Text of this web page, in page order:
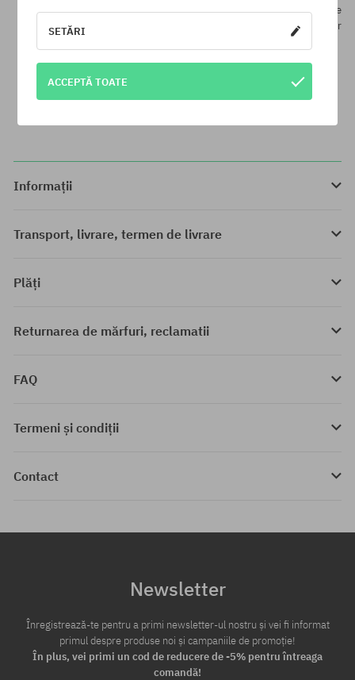
de drepturi de autor în conformitate cu Legea privind drepturile de
autor și drepturile conexe Interzicem copierea și distribuirea textelor
Informații
Transport, livrare, termen de livrare
Plăți
Returnarea de mărfuri, reclamatii
FAQ
Termeni și condiții
Contact
Newsletter
Înregistrează-te pentru a primi newsletter-ul nostru și vei fi informat
primul despre produse noi și campaniile de promoție!
În plus, vei primi un cod de reducere de -5% pentru întreaga
comandă!
SETĂRI
ACCEPTĂ TOATE